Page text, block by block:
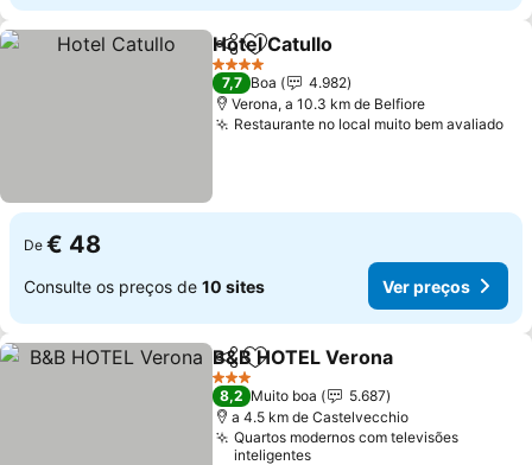
PartilharAdicionar aos favoritos
Hotel Catullo
4 Estrelas
7,7 Boa
4.982
Verona, a 10.3 km de Belfiore
Restaurante no local muito bem avaliado
De € 48
Consulte os preços de 10 sites Ver preços
PartilharAdicionar aos favoritos
B&B HOTEL Verona
3 Estrelas
8,2 Muito boa
5.687
a 4.5 km de Castelvecchio
Quartos modernos com televisões
inteligentes